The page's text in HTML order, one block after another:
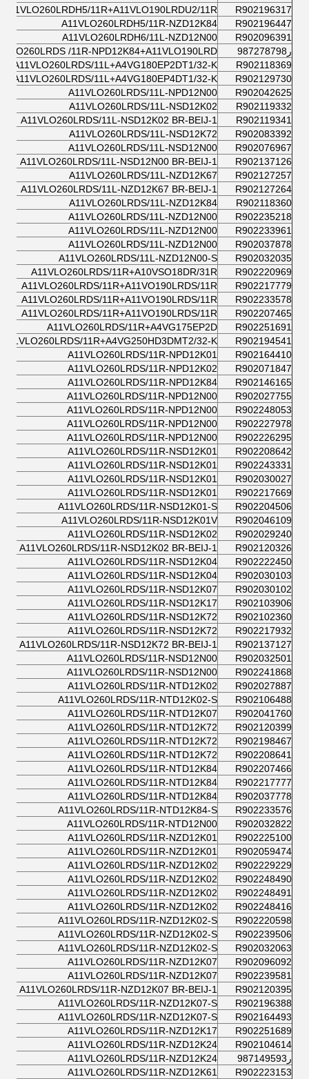
R902196317
A11VLO260LRDH5/11R+A11VLO190LRDU2/11R
R902196447
A11VLO260LRDH5/11R-NZD12K84
R902096391
A11VLO260LRDH6/11L-NZD12N00
ر987278798
/11R-NPD12K84+A11VLO190LRD
R902118369
A11VLO260LRDS/11L+A4VG180EP2DT1/32-K
R902129730
A11VLO260LRDS/11L+A4VG180EP4DT1/32-K
R902042625
A11VLO260LRDS/11L-NPD12N00
R902119332
A11VLO260LRDS/11L-NSD12K02
R902119341
A11VLO260LRDS/11L-NSD12K02 BR-BEIJ-1
R902083392
A11VLO260LRDS/11L-NSD12K72
R902076967
A11VLO260LRDS/11L-NSD12N00
R902137126
A11VLO260LRDS/11L-NSD12N00 BR-BEIJ-1
R902127257
A11VLO260LRDS/11L-NZD12K67
R902127264
A11VLO260LRDS/11L-NZD12K67 BR-BEIJ-1
R902118360
A11VLO260LRDS/11L-NZD12K84
R902235218
A11VLO260LRDS/11L-NZD12N00
R902233961
A11VLO260LRDS/11L-NZD12N00
R902037878
A11VLO260LRDS/11L-NZD12N00
R902032035
A11VLO260LRDS/11L-NZD12N00-S
R902220969
A11VLO260LRDS/11R+A10VSO18DR/31R
R902217779
A11VLO260LRDS/11R+A11VO190LRDS/11R
R902233578
A11VLO260LRDS/11R+A11VO190LRDS/11R
R902207465
A11VLO260LRDS/11R+A11VO190LRDS/11R
R902251691
A11VLO260LRDS/11R+A4VG175EP2D
R902194541
A11VLO260LRDS/11R+A4VG250HD3DMT2/32-K
R902164410
A11VLO260LRDS/11R-NPD12K01
R902071847
A11VLO260LRDS/11R-NPD12K02
R902146165
A11VLO260LRDS/11R-NPD12K84
R902027755
A11VLO260LRDS/11R-NPD12N00
R902248053
A11VLO260LRDS/11R-NPD12N00
R902227978
A11VLO260LRDS/11R-NPD12N00
R902226295
A11VLO260LRDS/11R-NPD12N00
R902208642
A11VLO260LRDS/11R-NSD12K01
R902243331
A11VLO260LRDS/11R-NSD12K01
R902030027
A11VLO260LRDS/11R-NSD12K01
R902217669
A11VLO260LRDS/11R-NSD12K01
R902204506
A11VLO260LRDS/11R-NSD12K01-S
R902046109
A11VLO260LRDS/11R-NSD12K01V
R902029240
A11VLO260LRDS/11R-NSD12K02
R902120326
A11VLO260LRDS/11R-NSD12K02 BR-BEIJ-1
R902222450
A11VLO260LRDS/11R-NSD12K04
R902030103
A11VLO260LRDS/11R-NSD12K04
R902030102
A11VLO260LRDS/11R-NSD12K07
R902103906
A11VLO260LRDS/11R-NSD12K17
R902102360
A11VLO260LRDS/11R-NSD12K72
R902217932
A11VLO260LRDS/11R-NSD12K72
R902137127
A11VLO260LRDS/11R-NSD12K72 BR-BEIJ-1
R902032501
A11VLO260LRDS/11R-NSD12N00
R902241868
A11VLO260LRDS/11R-NSD12N00
R902027887
A11VLO260LRDS/11R-NTD12K02
R902106488
A11VLO260LRDS/11R-NTD12K02-S
R902041760
A11VLO260LRDS/11R-NTD12K07
R902120399
A11VLO260LRDS/11R-NTD12K72
R902198467
A11VLO260LRDS/11R-NTD12K72
R902208641
A11VLO260LRDS/11R-NTD12K72
R902207466
A11VLO260LRDS/11R-NTD12K84
R902217777
A11VLO260LRDS/11R-NTD12K84
R902037778
A11VLO260LRDS/11R-NTD12K84
R902233576
A11VLO260LRDS/11R-NTD12K84-S
R902032822
A11VLO260LRDS/11R-NTD12N00
R902225100
A11VLO260LRDS/11R-NZD12K01
R902059474
A11VLO260LRDS/11R-NZD12K01
R902229229
A11VLO260LRDS/11R-NZD12K02
R902248490
A11VLO260LRDS/11R-NZD12K02
R902248491
A11VLO260LRDS/11R-NZD12K02
R902248416
A11VLO260LRDS/11R-NZD12K02
R902220598
A11VLO260LRDS/11R-NZD12K02-S
R902239506
A11VLO260LRDS/11R-NZD12K02-S
R902032063
A11VLO260LRDS/11R-NZD12K02-S
R902096092
A11VLO260LRDS/11R-NZD12K07
R902239581
A11VLO260LRDS/11R-NZD12K07
R902120395
A11VLO260LRDS/11R-NZD12K07 BR-BEIJ-1
R902196388
A11VLO260LRDS/11R-NZD12K07-S
R902164493
A11VLO260LRDS/11R-NZD12K07-S
R902251689
A11VLO260LRDS/11R-NZD12K17
R902104614
A11VLO260LRDS/11R-NZD12K24
ر987149593
A11VLO260LRDS/11R-NZD12K24
R902223153
A11VLO260LRDS/11R-NZD12K61